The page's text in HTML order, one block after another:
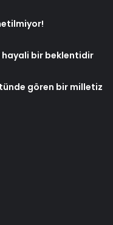
hayali bir beklentidir
gören bir milletiz